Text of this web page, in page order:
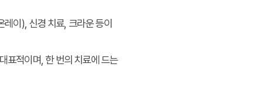
이), 신경 치료, 크라운 등이
표적이며, 한 번의 치료에 드는